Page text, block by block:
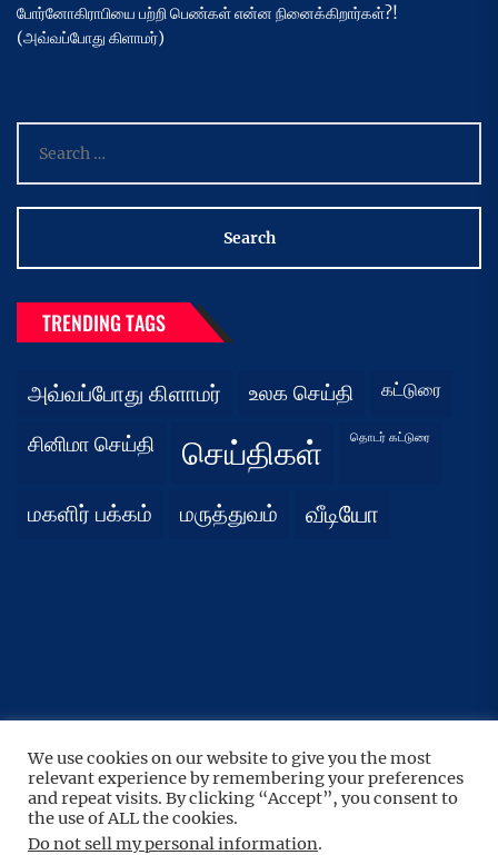
போர்னோகிராபியை பற்றி பெண்கள் என்ன நினைக்கிறார்கள்?!
(அவ்வப்போது கிளாமர்)
for:
TRENDING TAGS
அவ்வப்போது கிளாமர் உலக செய்தி கட்டுரை
சினிமா செய்தி செய்திகள் தொடர் கட்டுரை
மகளிர் பக்கம் மருத்துவம் வீடியோ
UP↑
Copyright © 2026 நிதர்சனம்.All rights reserved.
Theme: BoundlessNews ByThemeinwp.
WordPress.
We use cookies on our website to give you the most
relevant experience by remembering your preferences
and repeat visits. By clicking “Accept”, you consent to
the use of ALL the cookies.
Do not sell my personal information.